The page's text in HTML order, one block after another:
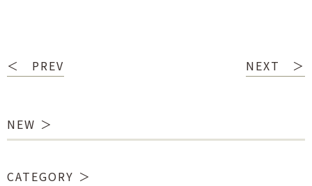
＜ PREV NEXT ＞
NEW
CATEGORY